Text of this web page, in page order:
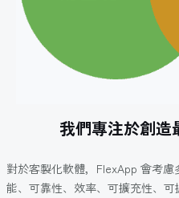
我們專注於創造
對於客製化軟體，FlexApp 會考
能、可靠性、效率、可擴充性、